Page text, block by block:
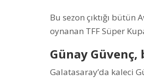
Bu sezon çıktığı bütün
oynanan TFF Süper
Günay Güvenç,
Galatasaray’da kaleci